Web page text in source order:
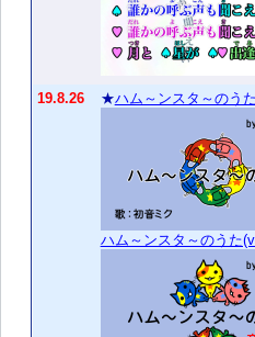
19.8.26
★ハム～ンスタ～のう
ハム～ンスタ～のうた